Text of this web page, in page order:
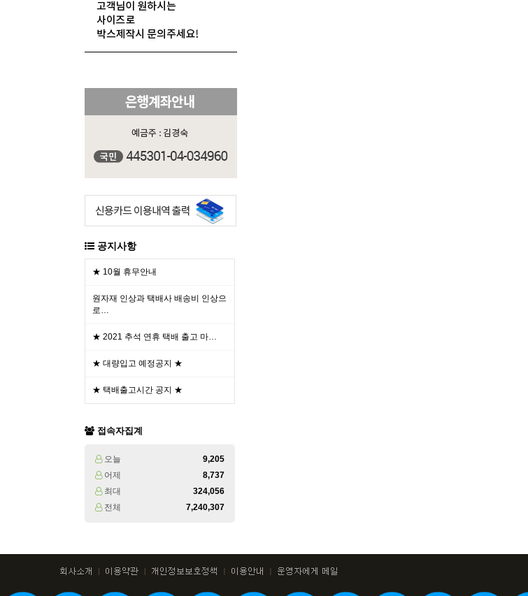
공지사항
★ 10월 휴무안내
원자재 인상과 택배사 배송비 인상으
로…
★ 2021 추석 연휴 택배 출고 마…
★ 대량입고 예정공지 ★
★ 택배출고시간 공지 ★
접속자집계
오늘
9,205
어제
8,737
최대
324,056
전체
7,240,307